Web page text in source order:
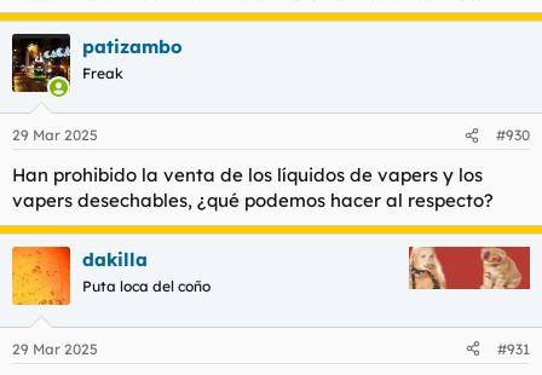
patizambo
Freak
29 Mar 2025 #930
Han prohibido la venta de los líquidos de vapers y los
vapers desechables, ¿qué podemos hacer al respecto?
dakilla
Puta loca del coño
29 Mar 2025 #931